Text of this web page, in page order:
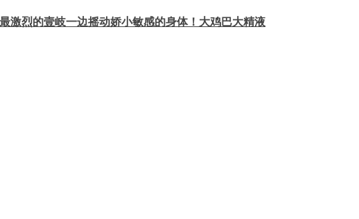
激烈的壹岐一边摇动娇小敏感的身体！大鸡巴大精液